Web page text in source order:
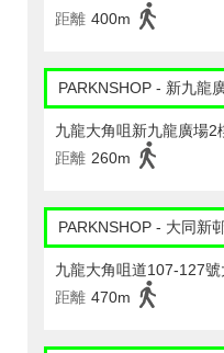
距離 400m
PARKNSHOP - 新九龍
九龍大角咀新九龍廣場2
距離 260m
PARKNSHOP - 大同新
九龍大角咀道107-127
距離 470m